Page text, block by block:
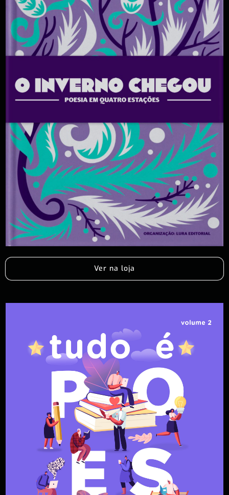
Ver na loja